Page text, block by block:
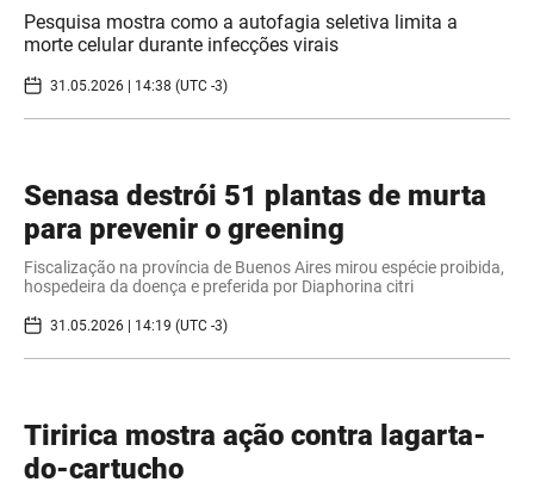
Pesquisa mostra como a autofagia seletiva limita a
morte celular durante infecções virais
31.05.2026 | 14:38 (UTC -3)
Senasa destrói 51 plantas de murta
para prevenir o greening
Fiscalização na província de Buenos Aires mirou espécie proibida,
hospedeira da doença e preferida por Diaphorina citri
31.05.2026 | 14:19 (UTC -3)
Tiririca mostra ação contra lagarta-
do-cartucho